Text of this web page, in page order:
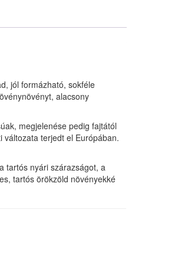
jól formázható, sokféle
alacsony
megjelenése pedig fajtától
változata terjedt el Európában.
tartós nyári szárazságot, a
tartós örökzöld növényekké